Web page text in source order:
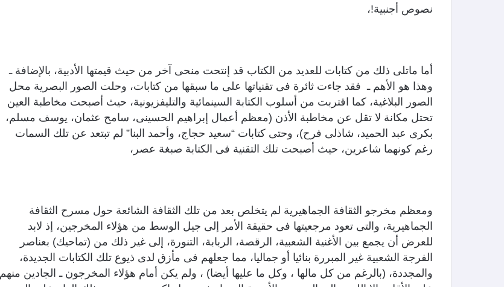
نصوص أجنبية!،
أما ماتلى ذلك من كتابات للعديد من الكتاب قد إنتحت منحى آخر من حيث قيمتها الأدبية، بالإضافة ـ
وهذا هو الأهم ـ فقد جاءت ثائرة فى تقنياتها على ما سبقها من كتابات، وحلت الصور البصرية محل
الصور البلاغية، كما اقتربت من أسلوب الكتابة السينمائية والتليفزيونية، حيث أصبحت مخاطبة العين
تحتل مكانة لا تقل عن مخاطبة الأذن (معظم أعمال إبراهيم الحسينى، سامح عثمان، يوسف مسلم،
بكرى عبد الحميد، شاذلى فرح)، وحتى كتابات “سعيد حجاج، وأحمد البنا” لم تبتعد عن تلك السمات
رغم كونهما شاعرين، حيث أصبحت تلك التقنية فى الكتابة صبغة عصر،
ومعظم مخرجو الثقافة الجماهيرية لم يتخلص بعد من تلك الثقافة الشائعة حول مسرح الثقافة
الجماهيرية، والتى تعود مرجعيتها فى حقيقة الأمر إلى جيل الوسط من هؤلاء المخرجين، إذ لابد
للعرض أن يجمع بين الأغنية الشعبية، الرقصة، الربابة، التنورة، إلى غير ذلك من (تماحيك) بعناصر
الفرجة الشعبية غير المبررة بنائيا أو جماليا، مما جعلهم فى مأزق لدى ذيوع تلك الكتابات الجديدة،
والمجددة، (بالرغم من كل مالها ، وكل ما عليها أيضا) ، ولم يكن أمام هؤلاء المخرجون ـ الجادين منهم